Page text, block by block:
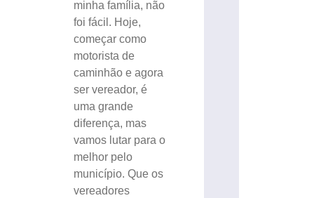
minha família, não
foi fácil. Hoje,
começar como
motorista de
caminhão e agora
ser vereador, é
uma grande
diferença, mas
vamos lutar para o
melhor pelo
município. Que os
vereadores